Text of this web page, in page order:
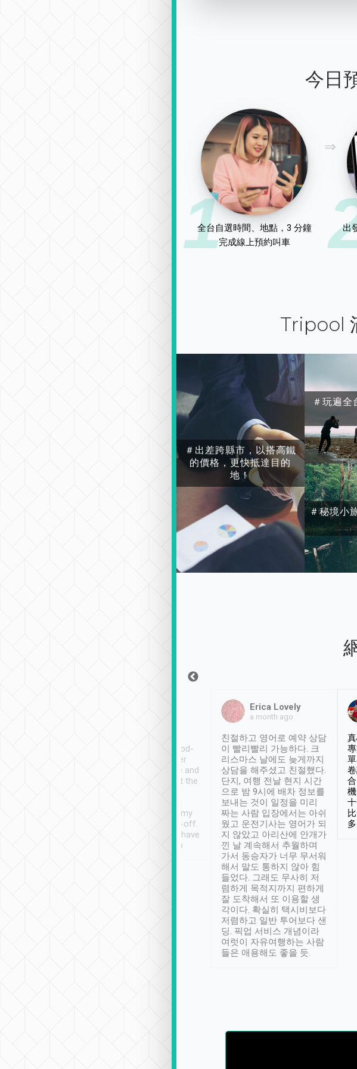
今日
1
全台自選時間、地點，3 分鐘
完成線上預約叫車
出
Tripool
＃出差跨縣市，以搭高鐵
的價格，更快抵達目的
地！
＃玩遍
＃秘境小
service, vehicles in good-
condition and the driver
service was awesome and
thoughtful. Driver went the
have safely arrived at my
destination after drop-off.
Definitely something I have
not seen elsewhere 👍
Erica Lovely
a month ago
친절하고 영어로 예약 상담
이 빨리빨리 가능하다. 크
리스마스 날에도 늦게까지
상담을 해주셨고 친절했다.
단지, 여행 전날 현지 시간
으로 밤 9시에 배차 정보를
보내는 것이 일정을 미리
짜는 사람 입장에서는 아쉬
웠고 운전기사는 영어가 되
지 않았고 아리산에 안개가
낀 날 계속해서 추월하며
가서 동승자가 너무 무서워
해서 말도 통하지 않아 힘
들었다. 그래도 무사히 저
렴하게 목적지까지 편하게
잘 도착해서 또 이용할 생
각이다. 확실히 택시비보다
저렴하고 일반 투어보다 샌
딩. 픽업 서비스 개념이라
여럿이 자유여행하는 사람
들은 애용해도 좋을 듯.